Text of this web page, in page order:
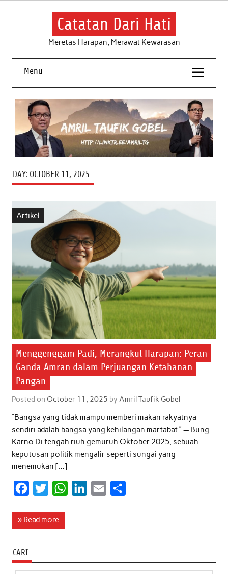
Skip
Catatan Dari Hati
Meretas Harapan, Merawat Kewarasan
Menu
DAY: OCTOBER 11, 2025
Artikel
Menggenggam Padi, Merangkul Harapan: Peran
Ganda Amran dalam Perjuangan Ketahanan
Pangan
Posted on October 11, 2025 by Amril Taufik Gobel
“Bangsa yang tidak mampu memberi makan rakyatnya
sendiri adalah bangsa yang kehilangan martabat.” — Bung
Karno Di tengah riuh gemuruh Oktober 2025, sebuah
keputusan politik mengalir seperti sungai yang
menemukan […]
c
o
i
e
W
A
d
» Read more
CARI